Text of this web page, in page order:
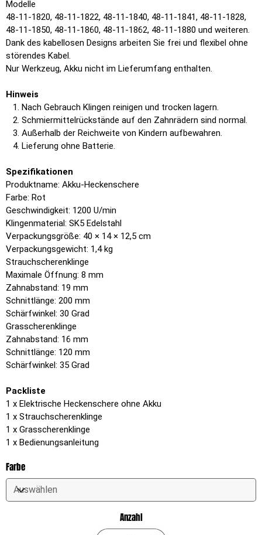
Modelle
48-11-1820, 48-11-1822, 48-11-1840, 48-11-1841, 48-11-1828,
48-11-1850, 48-11-1860, 48-11-1862, 48-11-1880 und weiteren.
Dank des kabellosen Designs arbeiten Sie frei und flexibel ohne
störendes Kabel.
Nur Werkzeug, Akku nicht im Lieferumfang enthalten.
Hinweis
Nach Gebrauch Klingen reinigen und trocken lagern.
Schmiermittelrückstände auf den Zahnrädern sind normal.
Außerhalb der Reichweite von Kindern aufbewahren.
Lieferung ohne Batterie.
Spezifikationen
Produktname: Akku-Heckenschere
Farbe: Rot
Geschwindigkeit: 1200 U/min
Klingenmaterial: SK5 Edelstahl
Verpackungsgröße: 40 × 14 × 12,5 cm
Verpackungsgewicht: 1,4 kg
Strauchscherenklinge
Maximale Öffnung: 8 mm
Zahnabstand: 19 mm
Schnittlänge: 200 mm
Schärfwinkel: 30 Grad
Grasscherenklinge
Zahnabstand: 16 mm
Schnittlänge: 120 mm
Schärfwinkel: 35 Grad
Packliste
1 x Elektrische Heckenschere ohne Akku
1 x Strauchscherenklinge
1 x Grasscherenklinge
1 x Bedienungsanleitung
Farbe
Anzahl